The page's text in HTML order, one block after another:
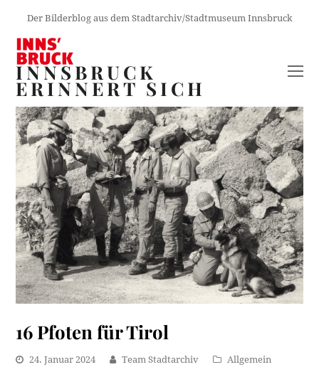
Der Bilderblog aus dem Stadtarchiv/Stadtmuseum Innsbruck
INNSBRUCK
ERINNERT SICH
16 Pfoten für Tirol
24. Januar 2024 Team Stadtarchiv Allgemein